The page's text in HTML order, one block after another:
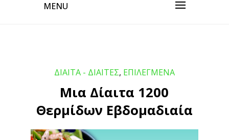
MENU
ΔΙΑΙΤΑ - ΔΙΑΙΤΕΣ, ΕΠΙΛΕΓΜΕΝΑ
Μια Δίαιτα 1200
Θερμίδων Εβδομαδιαία